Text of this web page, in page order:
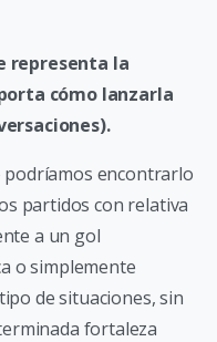
representa la
cómo lanzarla
podríamos encontrarlo
partidos con relativa
a un gol
o simplemente
de situaciones, sin
fortaleza